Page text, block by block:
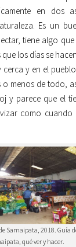
en dos
Es un
tiene algo
los días se
cerca y en el
o menos de todo,
y parece que el
como cuando
Samaipata, 2018. Guía
qué ver y hacer.